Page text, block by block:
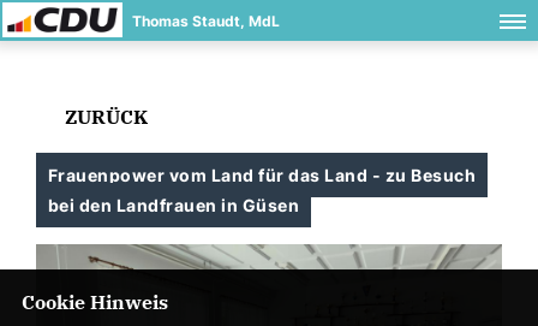
Thomas Staudt, MdL
ZURÜCK
Frauenpower vom Land für das Land - zu Besuch
bei den Landfrauen in Güsen
Cookie Hinweis